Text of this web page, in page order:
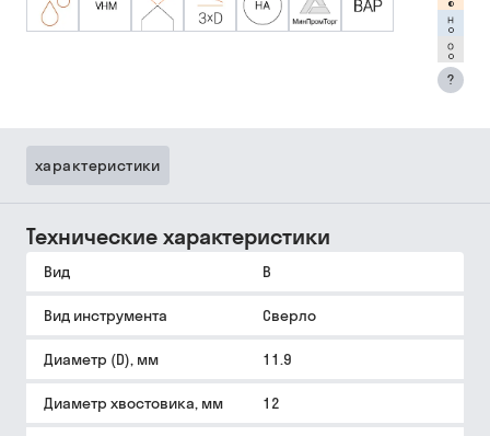
?
характеристики
Технические характеристики
Вид B
Вид инструмента Сверло
Диаметр (D), мм 11.9
Диаметр хвостовика, мм 12